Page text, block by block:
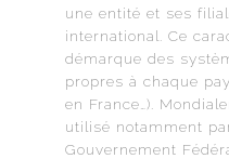
une entité et ses
international. Ce
démarque des
propres à chaque
en France…).
utilisé notamment
Gouvernement